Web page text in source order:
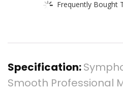
Frequently Bought
Specification:
Smooth Professional